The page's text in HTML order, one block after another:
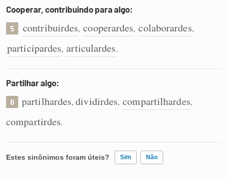
Cooperar, contribuindo para algo:
5 contribuirdes, cooperardes, colaborardes,
participardes, articulardes.
Partilhar algo:
6 partilhardes,dividirdes, compartilhardes,
compartirdes.
Estes sinônimos foram úteis? Sim Não